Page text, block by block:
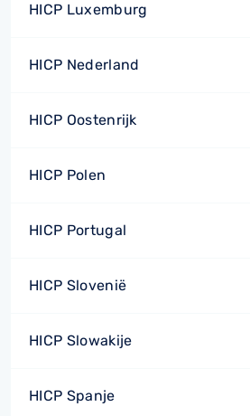
HICP Luxemburg
HICP Nederland
HICP Oostenrijk
HICP Polen
HICP Portugal
HICP Slovenië
HICP Slowakije
HICP Spanje